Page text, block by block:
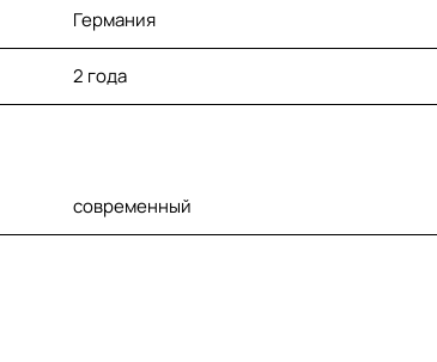
Германия
2 года
современный